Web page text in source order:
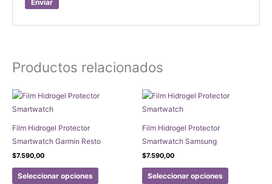
Productos relacionados
Film Hidrogel Protector
Smartwatch Garmin Resto
$7.590,00
Seleccionar opciones
Este
Film Hidrogel Protector
Smartwatch Samsung
$7.590,00
Seleccionar opciones
Este